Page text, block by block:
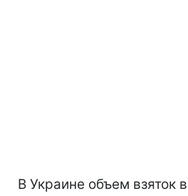
В Украине объем взяток